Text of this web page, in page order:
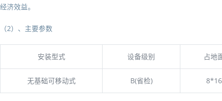
经济效益。
（2）、主要参数
安装型式 设备级别 占地
无基础可移动式 B(省检)